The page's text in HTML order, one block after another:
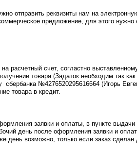
отправить реквизиты нам на
предложение, для этого
на расчетный счет, согластно
товара (Задаток необходим так
сбербанка №4276520295616664 (Игорь
товара в кредит.
заявки и оплаты, в пункте выдачи
день после оформления заявки и
день возможно, только если заказ сделан